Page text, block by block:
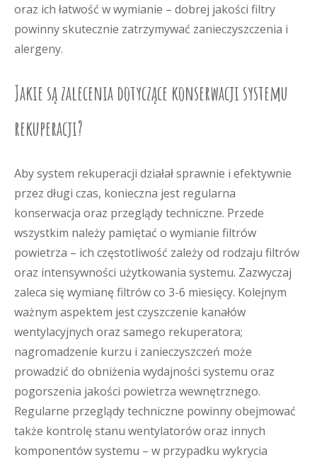
oraz ich łatwość w wymianie – dobrej jakości filtry
powinny skutecznie zatrzymywać zanieczyszczenia i
alergeny.
Jakie są zalecenia dotyczące konserwacji systemu
rekuperacji?
Aby system rekuperacji działał sprawnie i efektywnie
przez długi czas, konieczna jest regularna
konserwacja oraz przeglądy techniczne. Przede
wszystkim należy pamiętać o wymianie filtrów
powietrza – ich częstotliwość zależy od rodzaju filtrów
oraz intensywności użytkowania systemu. Zazwyczaj
zaleca się wymianę filtrów co 3-6 miesięcy. Kolejnym
ważnym aspektem jest czyszczenie kanałów
wentylacyjnych oraz samego rekuperatora;
nagromadzenie kurzu i zanieczyszczeń może
prowadzić do obniżenia wydajności systemu oraz
pogorszenia jakości powietrza wewnętrznego.
Regularne przeglądy techniczne powinny obejmować
także kontrolę stanu wentylatorów oraz innych
komponentów systemu – w przypadku wykrycia